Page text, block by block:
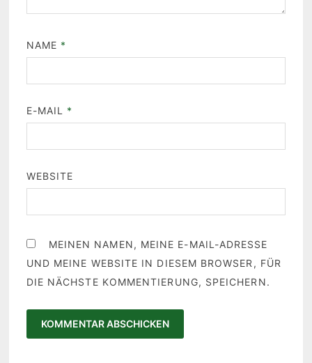
NAME *
E-MAIL *
WEBSITE
MEINEN NAMEN, MEINE E-MAIL-ADRESSE
UND MEINE WEBSITE IN DIESEM BROWSER, FÜR
DIE NÄCHSTE KOMMENTIERUNG, SPEICHERN.